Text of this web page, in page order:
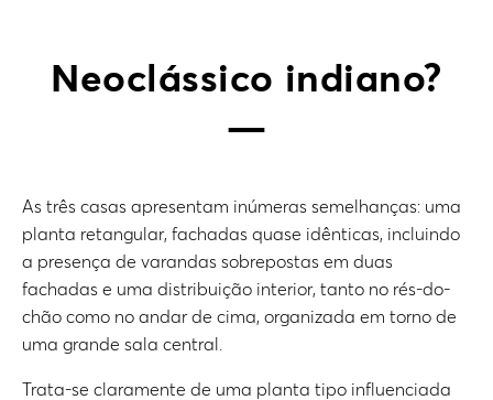
Neoclássico indiano?
As três casas apresentam inúmeras semelhanças: uma
planta retangular, fachadas quase idênticas, incluindo
a presença de varandas sobrepostas em duas
fachadas e uma distribuição interior, tanto no rés-do-
chão como no andar de cima, organizada em torno de
uma grande sala central.
Trata-se claramente de uma planta tipo influenciada